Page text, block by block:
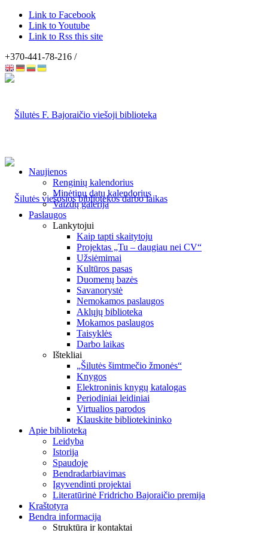
Link to Facebook
Link to Youtube
Link to Rss this site
+370-441-78-216 /
Naujienos
Renginių kalendorius
Minėtinų datų kalendorius
Vaizdų galerija
Paslaugos
Lankytojui
Kaip tapti skaitytoju
Projektas „Tu – daugiau nei CV“
Užsiėmimai
Kultūros pasas
Duomenų bazės
Savanorystė
Nemokamos paslaugos
Aklųjų biblioteka
Mokamos paslaugos
Taisyklės
Darbo laikas
Ištekliai
„Šilutės šimtmečio žmonės“
Knygos
Elektroninis knygų katalogas
Periodiniai leidiniai
Virtualios parodos
Klauskite bibliotekininko
Apie biblioteką
Leidyba
Istorija
Spaudoje
Bendradarbiavimas
Įgyvendinti projektai
Literatūrinė Fridricho Bajoraičio premija
Kraštotyra
Bendra informacija
Struktūra ir kontaktai